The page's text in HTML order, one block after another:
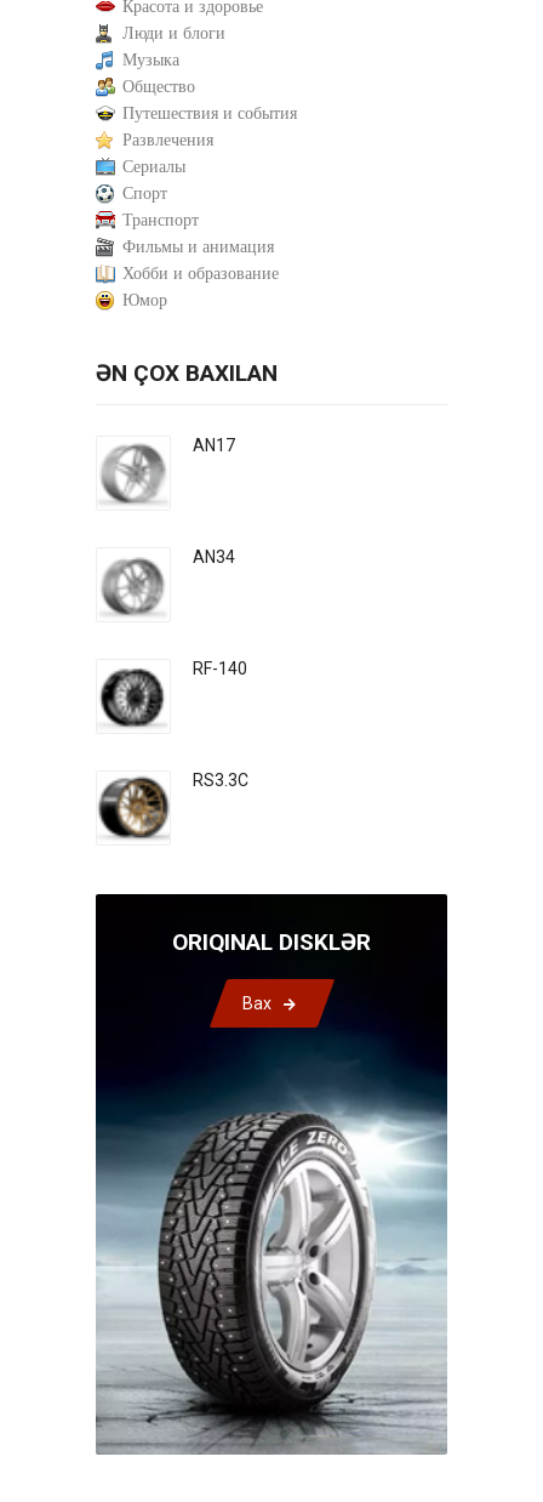
Красота и здоровье
Люди и блоги
Музыка
Общество
Путешествия и события
Развлечения
Сериалы
Спорт
Транспорт
Фильмы и анимация
Хобби и образование
Юмор
ƏN ÇOX BAXILAN
AN17
AN34
RF-140
RS3.3C
ORIQINAL DISKLƏR
Bax